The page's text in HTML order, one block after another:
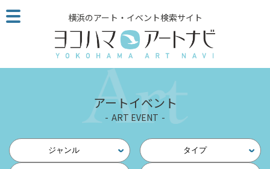
こ
の
ジ
読
横浜のアート・イベント検索サイト
アートイベント
ART EVENT
ジャンル タイプ